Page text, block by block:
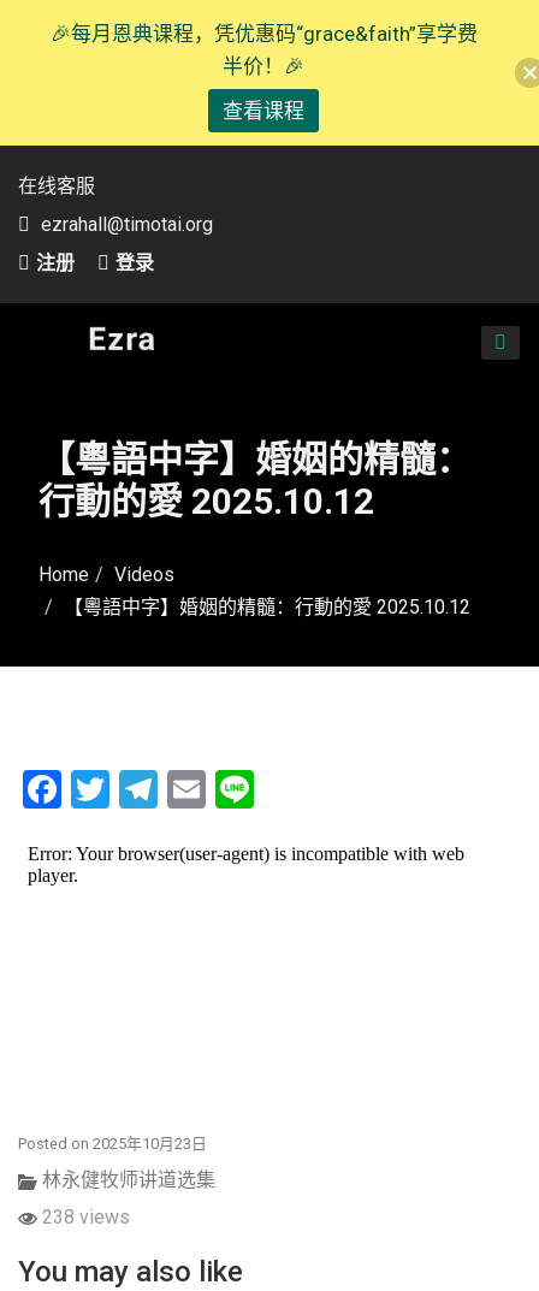
在线客服
ezrahall@timotai.org
注册
登录
【粵語中字】婚姻的精髓：
行動的愛 2025.10.12
Home
Videos
【粵語中字】婚姻的精髓：行動的愛 2025.10.12
Facebook
Twitter
Telegram
Email
Posted on 2025年10月23日
林永健牧师讲道选集
238 views
You may also like
🎉每月恩典课程，凭优惠码“grace&faith”享学费
半价！🎉
查看课程